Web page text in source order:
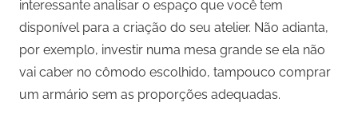
interessante analisar o espaço que você tem
disponível para a criação do seu atelier. Não adianta,
por exemplo, investir numa mesa grande se ela não
vai caber no cômodo escolhido, tampouco comprar
um armário sem as proporções adequadas.